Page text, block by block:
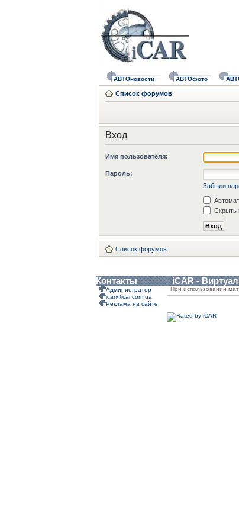
АВТОновости АВТОфото
Список форумов
Вход
Имя пользователя:
Пароль:
Забыли
Скрыть
Список форумов
Контакты iCAR -
Администратор
icar@icar.com.ua
Реклама на сайте
При использовании